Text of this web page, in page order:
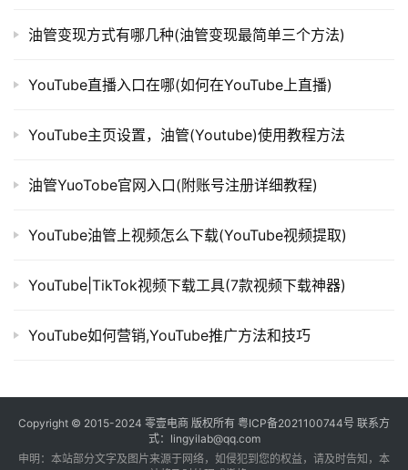
油管变现方式有哪几种(油管变现最简单三个方法)
YouTube直播入口在哪(如何在YouTube上直播)
YouTube主页设置，油管(Youtube)使用教程方法
油管YuoTobe官网入口(附账号注册详细教程)
YouTube油管上视频怎么下载(YouTube视频提取)
YouTube|TikTok视频下载工具(7款视频下载神器)
YouTube如何营销,YouTube推广方法和技巧
Copyright © 2015-2024 零壹电商 版权所有 粤ICP备2021100744号 联系方
式：lingyilab@qq.com
申明：本站部分文字及图片来源于网络，如侵犯到您的权益，请及时告知，本